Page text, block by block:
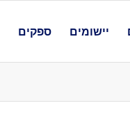
יישומים ספקים